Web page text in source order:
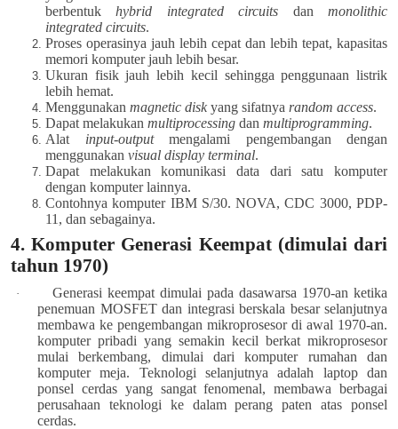
berbentukhybrid integrated circuits danmonolithic
integrated circuits.
Proses operasinya jauh lebih cepat dan lebih tepat, kapasitas
memori komputer jauh lebih besar.
Ukuran fisik jauh lebih kecil sehingga penggunaan listrik
lebih hemat.
Menggunakan magnetic disk yang sifatnya random access.
Dapat melakukan multiprocessing dan multiprogramming.
Alat input-outputmengalami pengembangan dengan
menggunakan visual display terminal.
Dapat melakukan komunikasi data dari satu komputer
dengan komputer lainnya.
Contohnya komputer IBM S/30. NOVA, CDC 3000, PDP-
11, dan sebagainya.
4. Komputer Generasi Keempat (dimulai dari
tahun 1970)
·
Generasi keempat dimulai pada dasawarsa 1970-an ketika
penemuan MOSFET dan integrasi berskala besar selanjutnya
membawa ke pengembangan mikroprosesor di awal 1970-an.
komputer pribadi yang semakin kecil berkat mikroprosesor
mulai berkembang, dimulai dari komputer rumahan dan
komputer meja. Teknologi selanjutnya adalah laptop dan
ponsel cerdas yang sangat fenomenal, membawa berbagai
perusahaan teknologi ke dalam perang paten atas ponsel
cerdas.